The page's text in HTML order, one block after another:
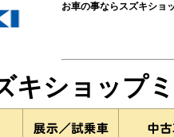
お車の事ならスズキショ
キショップ